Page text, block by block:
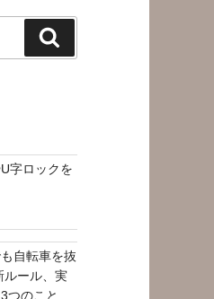
索
字ロックを
自転車を抜
ルール、実
つのこと